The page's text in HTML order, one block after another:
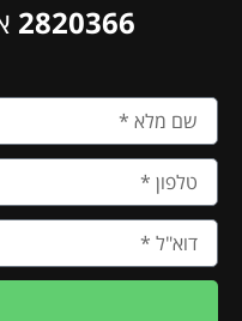
2820366